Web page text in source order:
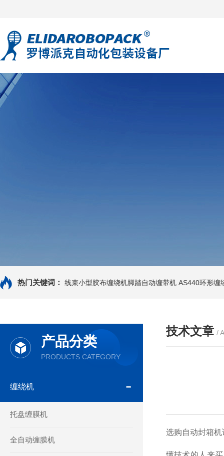
热门关键词： 线束小型胶布缠绕机脚踏自动缠带机 AS440环形缠
产品分类
PRODUCTS CATEGORY
缠绕机
托盘缠膜机
全自动缠膜机
技术文章 /
选购自动封箱